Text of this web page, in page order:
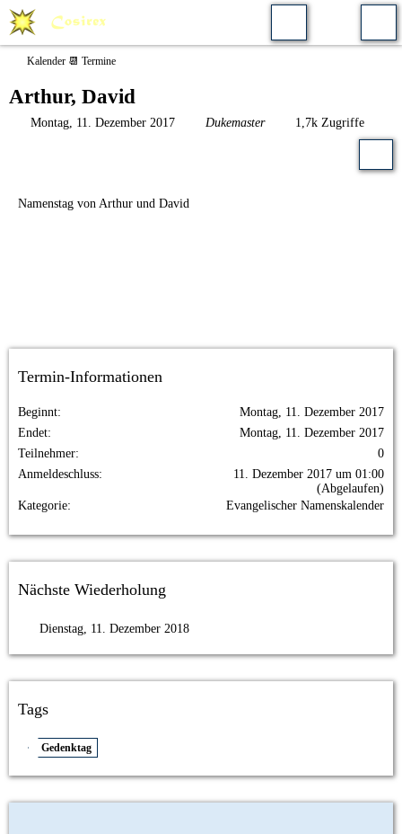
Kalender 📆 Termine
Arthur, David
Montag, 11. Dezember 2017 Dukemaster 1,7k Zugriffe
Namenstag von Arthur und David
Termin-Informationen
Beginnt
Montag, 11. Dezember 2017
Endet
Montag, 11. Dezember 2017
Teilnehmer
0
Anmeldeschluss
11. Dezember 2017 um 01:00
(Abgelaufen)
Kategorie
Evangelischer Namenskalender
Nächste Wiederholung
Dienstag, 11. Dezember 2018
Tags
Gedenktag